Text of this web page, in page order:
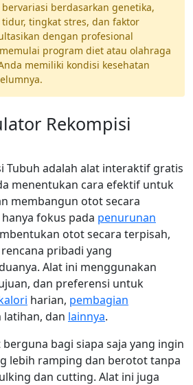
berdasarkan genetika,
tingkat stres, dan faktor
dengan profesional
program diet atau olahraga
memiliki kondisi kesehatan
Rekompisi
Tubuh adalah alat interaktif gratis
menentukan cara efektif untuk
membangun otot secara
fokus pada penurunan
otot secara terpisah,
pribadi yang
Alat ini menggunakan
dan preferensi untuk
harian, pembagian
dan lainnya.
bagi siapa saja yang ingin
lebih ramping dan berotot tanpa
dan cutting. Alat ini juga